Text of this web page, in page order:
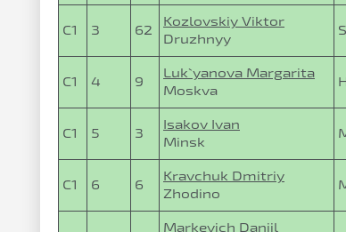
C1 3 62
Kozlovskiy Viktor
Druzhnyy
C1 4 9
Luk`yanova Margarita
Moskva
C1 5 3
Isakov Ivan
Minsk
C1 6 6
Kravchuk Dmitriy
Zhodino
Markevich Daniil